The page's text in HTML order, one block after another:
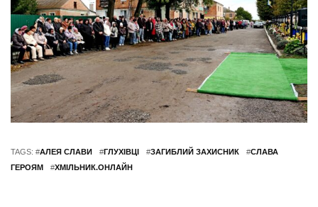
TAGS: #АЛЕЯ СЛАВИ #ГЛУХІВЦІ #ЗАГИБЛИЙ ЗАХИСНИК #СЛАВА
ГЕРОЯМ
#ХМІЛЬНИК.ОНЛАЙН